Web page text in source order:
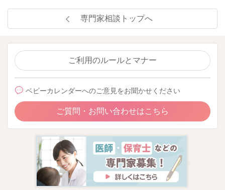
専門家相談トップへ
ご利用のルールとマナー
ベビーカレンダーへのご意見をお聞かせください
ご質問・お問い合わせはこちら